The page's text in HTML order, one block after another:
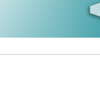
کلیک کنید